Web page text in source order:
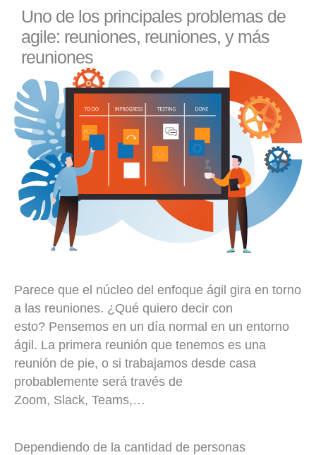
Uno de los principales problemas de
agile: reuniones, reuniones, y más
reuniones
Parece que el núcleo del enfoque ágil gira en torno
a las reuniones. ¿Qué quiero decir con
esto? Pensemos en un día normal en un entorno
ágil. La primera reunión que tenemos es una
reunión de pie, o si trabajamos desde casa
probablemente será través de
Zoom, Slack, Teams,…
Dependiendo de la cantidad de personas